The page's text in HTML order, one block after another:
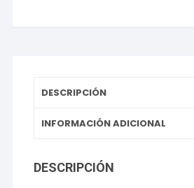
cantidad
DESCRIPCIÓN
INFORMACIÓN ADICIONAL
DESCRIPCIÓN